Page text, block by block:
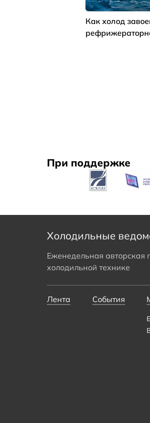
Как холод
При поддержке
Холодильные
Еженедельная авторская
холодильной технике
Лента События